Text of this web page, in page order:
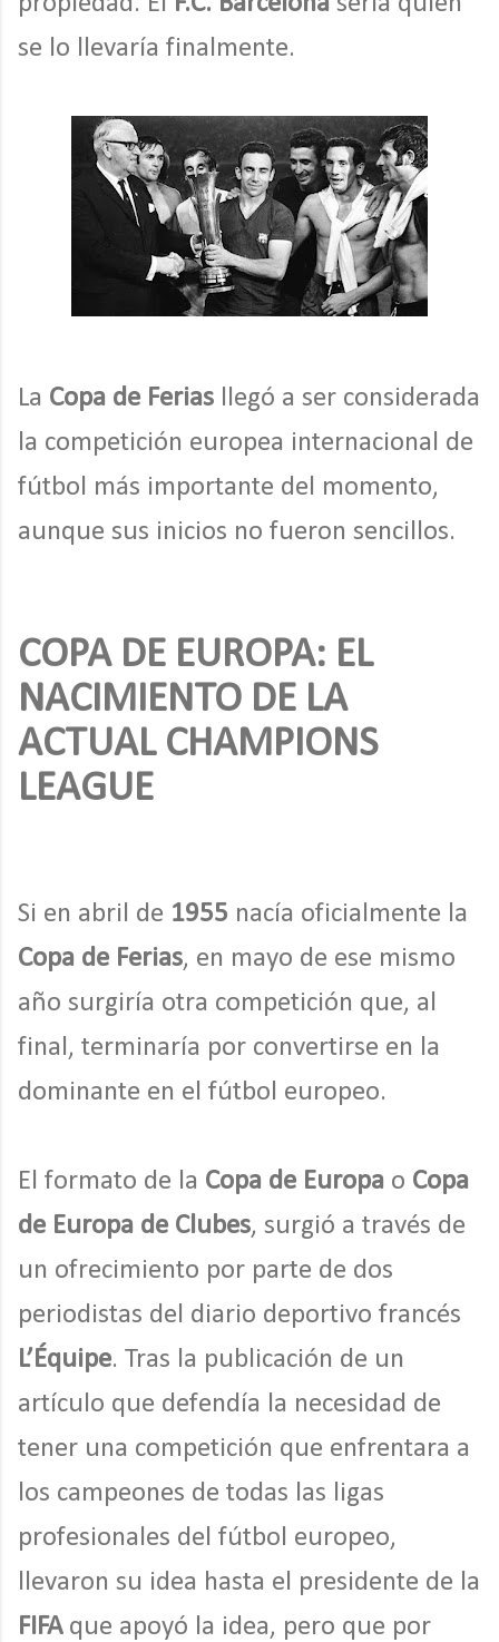
se lo llevaría finalmente.
La Copa de Ferias llegó a ser considerada
la competición europea internacional de
fútbol más importante del momento,
aunque sus inicios no fueron sencillos.
COPA DE EUROPA: EL
NACIMIENTO DE LA
ACTUAL CHAMPIONS
LEAGUE
Si en abril de 1955 nacía oficialmente la
Copa de Ferias, en mayo de ese mismo
año surgiría otra competición que, al
final, terminaría por convertirse en la
dominante en el fútbol europeo.
El formato de la Copa de Europa o Copa
de Europa de Clubes, surgió a través de
un ofrecimiento por parte de dos
periodistas del diario deportivo francés
L’Équipe. Tras la publicación de un
artículo que defendía la necesidad de
tener una competición que enfrentara a
los campeones de todas las ligas
profesionales del fútbol europeo,
llevaron su idea hasta el presidente de la
FIFAque apoyó la idea, pero que por